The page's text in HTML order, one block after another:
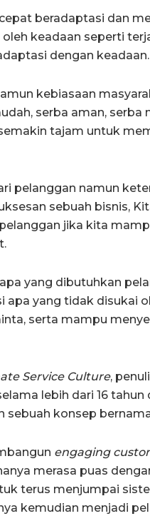
beradaptasi dan
keadaan seperti
dengan keadaan.
kebiasaan
serba aman,
tajam untuk
pelanggan namun
sebuah bisnis,
jika kita
yang dibutuhkan
apa yang tidak disukai
serta mampu
Service Culture,
lebih dari 16 tahun
sebuah konsep
engaging
merasa puas
terus menjumpai
kemudian menjadi